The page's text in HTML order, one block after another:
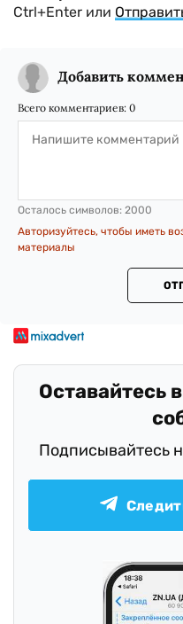
Ctrl+Enter или
Добавить
Всего комментариев: 0
Осталось символов: 2000
Авторизуйтесь, чтобы иметь
материалы
Оставайтесь
Подписывайтесь